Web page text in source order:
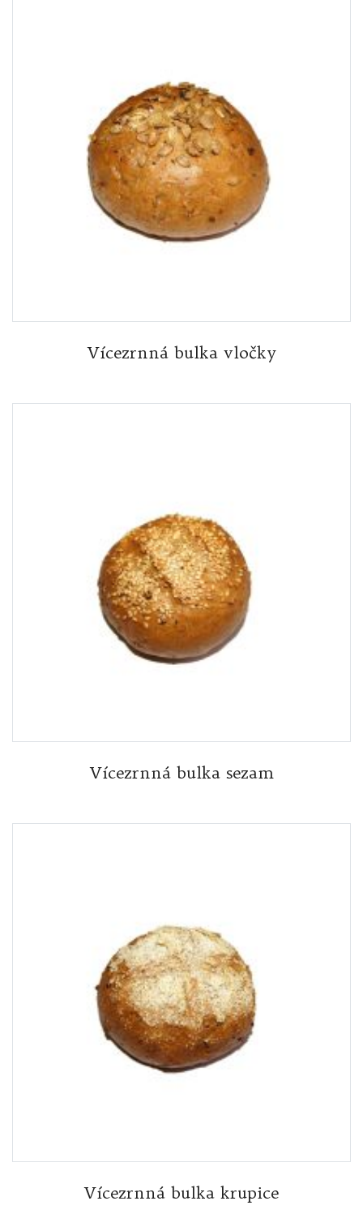
Vícezrnná bulka vločky
Vícezrnná bulka sezam
Vícezrnná bulka krupice